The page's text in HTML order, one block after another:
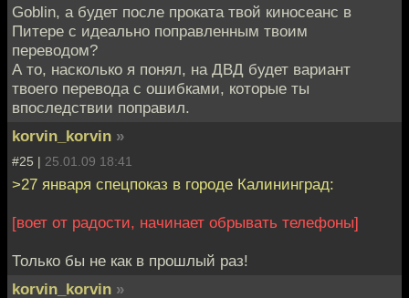
Goblin, а будет после проката твой киносеанс в
Питере с идеально поправленным твоим
переводом?
А то, насколько я понял, на ДВД будет вариант
твоего перевода с ошибками, которые ты
впоследствии поправил.
korvin_korvin »
#25 | 25.01.09 18:41
>27 января спецпоказ в городе Калининград:
[воет от радости, начинает обрывать телефоны]
Только бы не как в прошлый раз!
korvin_korvin »